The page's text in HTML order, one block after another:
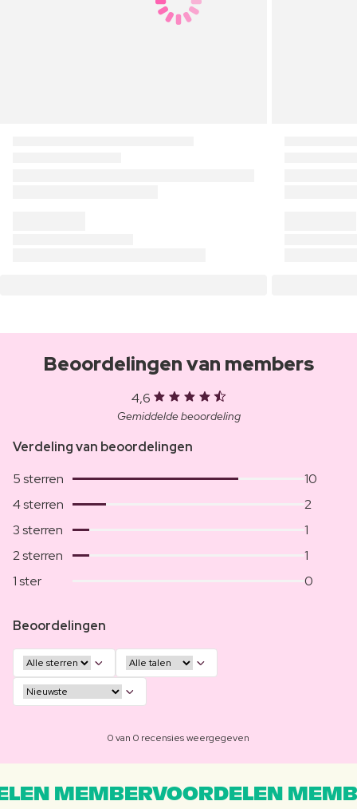
Beoordelingen van members
4,6
Gemiddelde beoordeling
Verdeling van beoordelingen
5 sterren
10
4 sterren
2
3 sterren
1
2 sterren
1
1 ster
0
Beoordelingen
0 van 0 recensies weergegeven
MEMBERVOORDELEN